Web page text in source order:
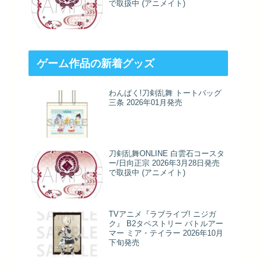
で取扱中 (アニメイト)
ゲーム作品の新着グッズ
わんぱく!刀剣乱舞 トートバッグ
三条 2026年01月発売
刀剣乱舞ONLINE 白雲石コースタ
ー/日向正宗 2026年3月28日発売
で取扱中 (アニメイト)
TVアニメ『ラブライブ! ニジガ
ク』 B2タペストリー バトルアー
マー ミア・テイラー 2026年10月
下旬発売